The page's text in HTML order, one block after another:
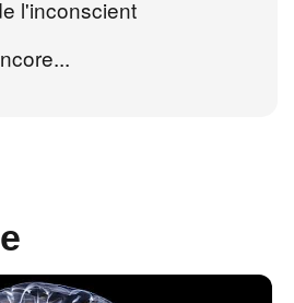
l'inconscient